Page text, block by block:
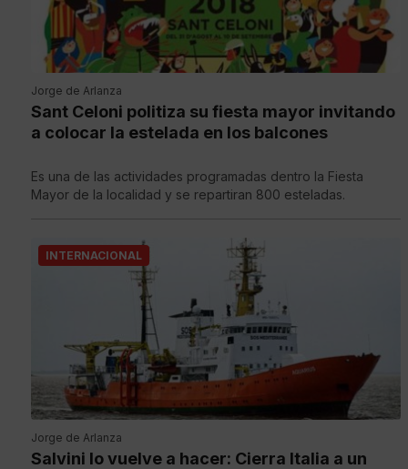
Jorge de Arlanza
Sant Celoni politiza su fiesta mayor invitando
a colocar la estelada en los balcones
Es una de las actividades programadas dentro la Fiesta
Mayor de la localidad y se repartiran 800 esteladas.
INTERNACIONAL
Jorge de Arlanza
Salvini lo vuelve a hacer: Cierra Italia a un